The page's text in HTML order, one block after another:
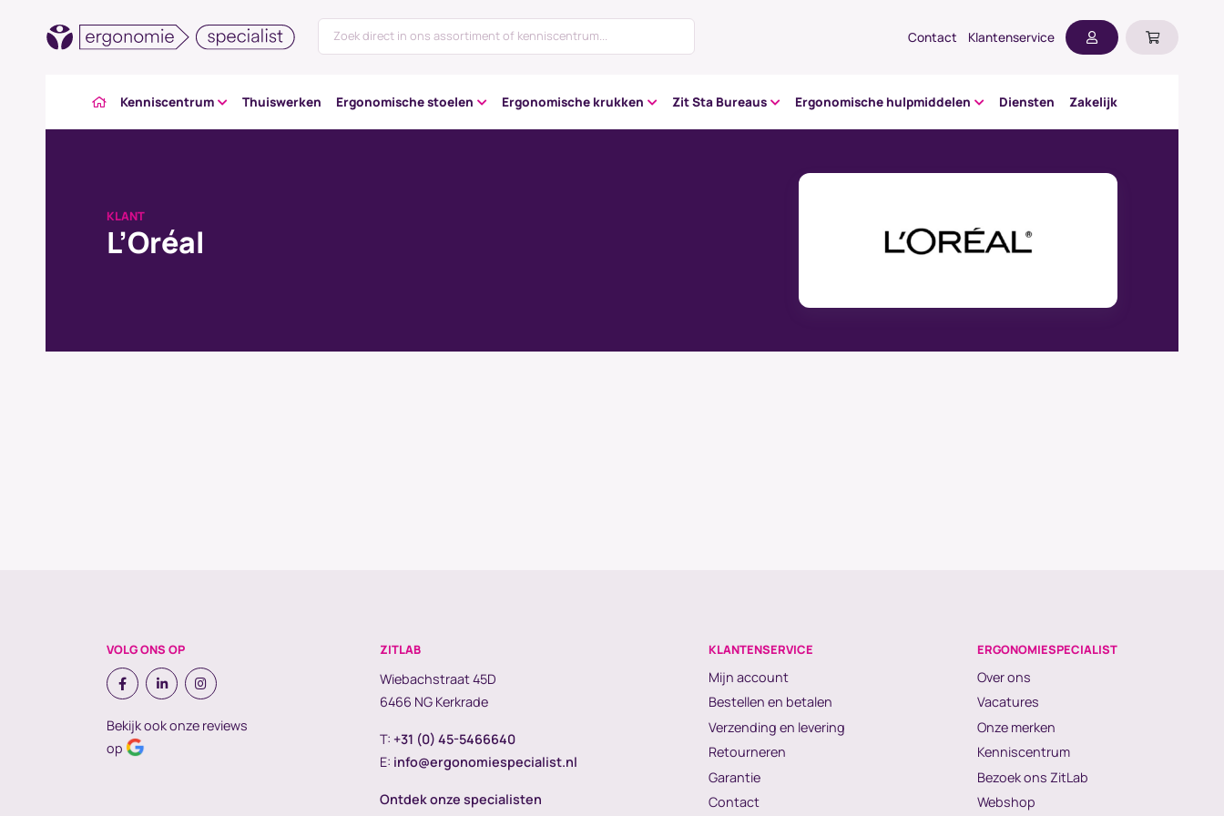
Contact Klantenservice
Kenniscentrum Thuiswerken Ergonomische stoelen Ergonomische krukken Zit Sta Bureaus Ergonomische hulpmiddelen Diensten Zakelijk
KLANT
L’Oréal
VOLG ONS OP
Bekijk ook onze reviews
op
ZITLAB
Wiebachstraat 45D
6466 NG Kerkrade
T: +31 (0) 45-5466640
E: info@ergonomiespecialist.nl
Ontdek onze specialisten
KLANTENSERVICE
Mijn account
Bestellen en betalen
Verzending en levering
Retourneren
Garantie
Contact
ERGONOMIESPECIALIST
Over ons
Vacatures
Onze merken
Kenniscentrum
Bezoek ons ZitLab
Webshop